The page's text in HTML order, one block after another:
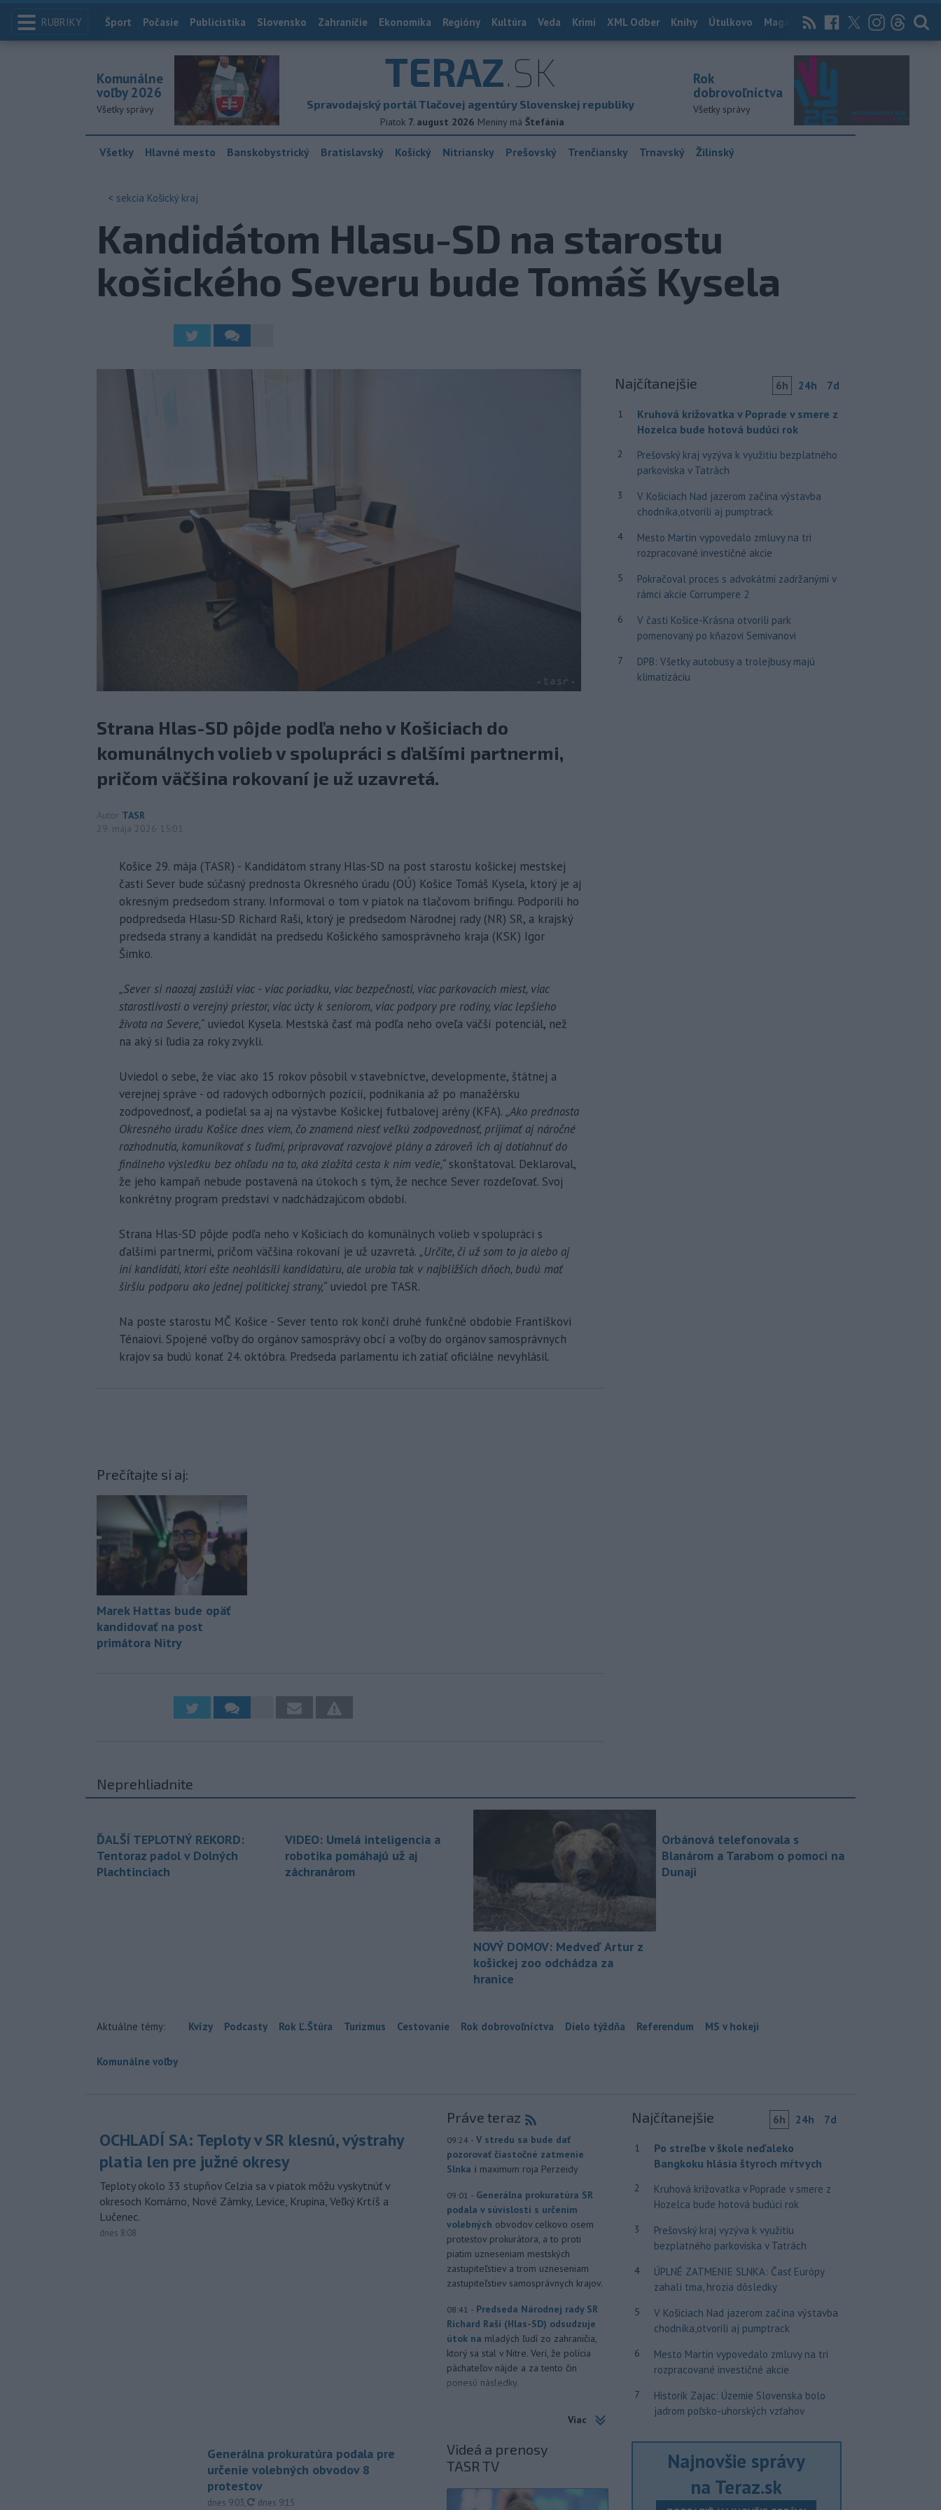
RUBRIKY Index
Šport Počasie Publicistika Slovensko Zahraničie Ekonomika Regióny Kultúra Veda Krimi XML Odber Knihy Útulkovo Magazín News Now Archív
TERAZ.SK
Spravodajský portál Tlačovej agentúry Slovenskej republiky
Piatok 7. august 2026 Meniny má Štefánia
Komunálne
voľby 2026
Všetky správy
Rok
dobrovoľníctva
Všetky správy
Všetky Hlavné mesto Banskobystrický Bratislavský Košický Nitriansky Prešovský Trenčiansky Trnavský Žilinský
< sekcia Košický kraj
Kandidátom Hlasu-SD na starostu
košického Severu bude Tomáš Kysela
Strana Hlas-SD pôjde podľa neho v Košiciach do
komunálnych volieb v spolupráci s ďalšími partnermi,
pričom väčšina rokovaní je už uzavretá.
Autor TASR
29. mája 2026 15:01
Košice 29. mája (TASR) - Kandidátom strany Hlas-SD na post starostu košickej mestskej
časti Sever bude súčasný prednosta Okresného úradu (OÚ) Košice Tomáš Kysela, ktorý je aj
okresným predsedom strany. Informoval o tom v piatok na tlačovom brífingu. Podporili ho
podpredseda Hlasu-SD Richard Raši, ktorý je predsedom Národnej rady (NR) SR, a krajský
predseda strany a kandidát na predsedu Košického samosprávneho kraja (KSK) Igor
Šimko.
„Sever si naozaj zaslúži viac - viac poriadku, viac bezpečnosti, viac parkovacích miest, viac
starostlivosti o verejný priestor, viac úcty k seniorom, viac podpory pre rodiny, viac lepšieho
života na Severe,“ uviedol Kysela. Mestská časť má podľa neho oveľa väčší potenciál, než
na aký si ľudia za roky zvykli.
Uviedol o sebe, že viac ako 15 rokov pôsobil v stavebníctve, developmente, štátnej a
verejnej správe - od radových odborných pozícií, podnikania až po manažérsku
zodpovednosť, a podieľal sa aj na výstavbe Košickej futbalovej arény (KFA). „Ako prednosta
Okresného úradu Košice dnes viem, čo znamená niesť veľkú zodpovednosť, prijímať aj náročné
rozhodnutia, komunikovať s ľuďmi, pripravovať rozvojové plány a zároveň ich aj dotiahnuť do
finálneho výsledku bez ohľadu na to, aká zložitá cesta k nim vedie,“ skonštatoval. Deklaroval,
že jeho kampaň nebude postavená na útokoch s tým, že nechce Sever rozdeľovať. Svoj
konkrétny program predstaví v nadchádzajúcom období.
Strana Hlas-SD pôjde podľa neho v Košiciach do komunálnych volieb v spolupráci s
ďalšími partnermi, pričom väčšina rokovaní je už uzavretá. „Určite, či už som to ja alebo aj
iní kandidáti, ktorí ešte neohlásili kandidatúru, ale urobia tak v najbližších dňoch, budú mať
širšiu podporu ako jednej politickej strany,“ uviedol pre TASR.
Na poste starostu MČ Košice - Sever tento rok končí druhé funkčné obdobie Františkovi
Ténaiovi. Spojené voľby do orgánov samosprávy obcí a voľby do orgánov samosprávnych
krajov sa budú konať 24. októbra. Predseda parlamentu ich zatiaľ oficiálne nevyhlásil.
Prečítajte si aj:
Marek Hattas bude opäť
kandidovať na post
primátora Nitry
Najčítanejšie 6h 24h 7d
1
Kruhová križovatka v Poprade v smere z
Hozelca bude hotová budúci rok
2
Prešovský kraj vyzýva k využitiu bezplatného
parkoviska v Tatrách
3
V Košiciach Nad jazerom začína výstavba
chodníka,otvorili aj pumptrack
4
Mesto Martin vypovedalo zmluvy na tri
rozpracované investičné akcie
5
Pokračoval proces s advokátmi zadržanými v
rámci akcie Corrumpere 2
6
V časti Košice-Krásna otvorili park
pomenovaný po kňazovi Semivanovi
7
DPB: Všetky autobusy a trolejbusy majú
klimatizáciu
Neprehliadnite
ĎALŠÍ TEPLOTNÝ REKORD:
Tentoraz padol v Dolných
Plachtinciach
VIDEO: Umelá inteligencia a
robotika pomáhajú už aj
záchranárom
NOVÝ DOMOV: Medveď Artur z
košickej zoo odchádza za
hranice
Orbánová telefonovala s
Blanárom a Tarabom o pomoci na
Dunaji
Aktuálne témy: Kvízy Podcasty Rok Ľ.Štúra Turizmus Cestovanie Rok dobrovoľníctva Dielo týždňa Referendum MS v hokeji
Komunálne voľby
OCHLADÍ SA: Teploty v SR klesnú, výstrahy
platia len pre južné okresy
Teploty okolo 33 stupňov Celzia sa v piatok môžu vyskytnúť v
okresoch Komárno, Nové Zámky, Levice, Krupina, Veľký Krtíš a
Lučenec.
dnes 8:08
Generálna prokuratúra podala pre
určenie volebných obvodov 8
protestov
dnes 9:03, aktualizované
dnes 9:15
Práve teraz
09:24 - V stredu sa bude dať
pozorovať čiastočné zatmenie
Slnka i maximum roja Perzeidy
09:01 - Generálna prokuratúra SR
podala v súvislosti s určením
volebných obvodov celkovo osem
protestov prokurátora, a to proti
piatim uzneseniam mestských
zastupiteľstiev a trom uzneseniam
zastupiteľstiev samosprávnych krajov.
08:41 - Predseda Národnej rady SR
Richard Raši (Hlas-SD) odsudzuje
útok na mladých ľudí zo zahraničia,
ktorý sa stal v Nitre. Verí, že polícia
páchateľov nájde a za tento čin
ponesú následky.
piatok klesnú. Výstrahy prvého
Informuje o tom Slovenský
hydrometeorologický ústav (SHMÚ) na
pred silným vetrom.
Viac
Videá a prenosy
TASR TV
Najčítanejšie 6h 24h 7d
1
Po streľbe v škole neďaleko
Bangkoku hlásia štyroch mŕtvych
2
Kruhová križovatka v Poprade v smere z
Hozelca bude hotová budúci rok
3
Prešovský kraj vyzýva k využitiu
bezplatného parkoviska v Tatrách
4
ÚPLNÉ ZATMENIE SLNKA: Časť Európy
zahalí tma, hrozia dôsledky
5
V Košiciach Nad jazerom začína výstavba
chodníka,otvorili aj pumptrack
6
Mesto Martin vypovedalo zmluvy na tri
rozpracované investičné akcie
7
Historik Zajac: Územie Slovenska bolo
jadrom poľsko-uhorských vzťahov
Najnovšie správy
na Teraz.sk